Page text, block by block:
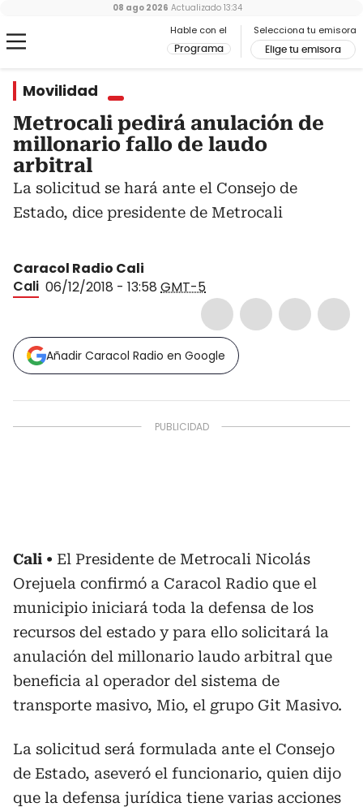
Hable con el
Programa
Selecciona tu emisora
Elige tu emisora
08 ago 2026 Actualizado 13:34
Movilidad
Metrocali pedirá anulación de
millonario fallo de laudo
arbitral
La solicitud se hará ante el Consejo de
Estado, dice presidente de Metrocali
Caracol Radio Cali
Cali 06/12/2018 - 13:58 GMT-5
Añadir Caracol Radio en Google
Cali
El Presidente de Metrocali Nicolás
Orejuela confirmó a Caracol Radio que el
municipio iniciará toda la defensa de los
recursos del estado y para ello solicitará la
anulación del millonario laudo arbitral que
beneficia al operador del sistema de
transporte masivo, Mio, el grupo Git Masivo.
La solicitud será formulada ante el Consejo
de Estado, aseveró el funcionario, quien dijo
que la defensa jurídica tiene varias acciones